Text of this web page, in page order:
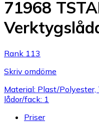
71968
Rank 113
Skriv omdöme
Material: Plast/
lådor/fack: 1
Priser